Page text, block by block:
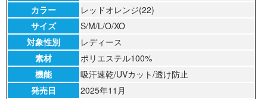
カラー
レッドオレンジ(22)
サイズ
S/M/L/O/XO
対象性別
レディース
素材
ポリエステル100%
機能
吸汗速乾/UVカット/透け防止
発売日
2025年11月